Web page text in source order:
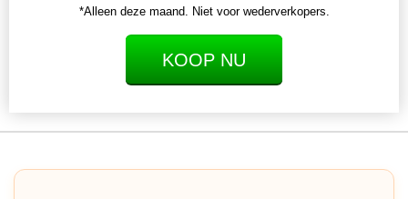
*Alleen deze maand. Niet voor wederverkopers.
KOOP NU